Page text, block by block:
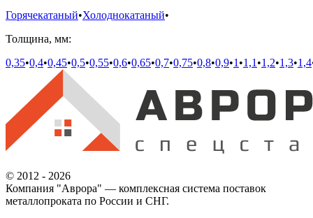
Горячекатаный•Холоднокатаный•
Толщина, мм:
0,35•0,4•0,45•0,5•0,55•0,6•0,65•0,7•0,75•0,8•0,9•1•1,1•1,2•1,3•1,4
© 2012 - 2026
Компания "Аврора" — комплексная система поставок
металлопроката по России и СНГ.